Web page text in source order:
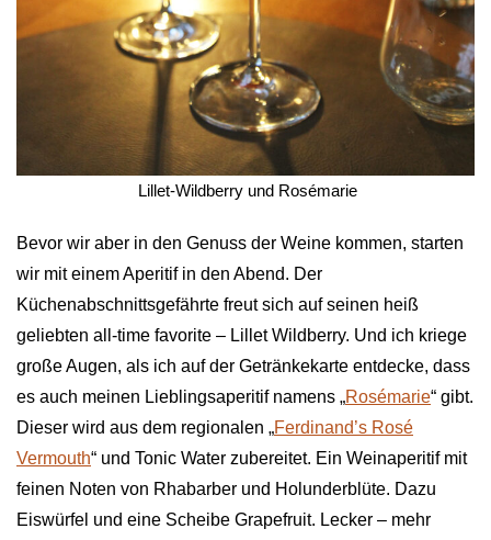
Lillet-Wildberry und Rosémarie
Bevor wir aber in den Genuss der Weine kommen, starten
wir mit einem Aperitif in den Abend. Der
Küchenabschnittsgefährte freut sich auf seinen heiß
geliebten all-time favorite – Lillet Wildberry. Und ich kriege
große Augen, als ich auf der Getränkekarte entdecke, dass
es auch meinen Lieblingsaperitif namens „Rosémarie“ gibt.
Dieser wird aus dem regionalen „Ferdinand’s Rosé
Vermouth“ und Tonic Water zubereitet. Ein Weinaperitif mit
feinen Noten von Rhabarber und Holunderblüte. Dazu
Eiswürfel und eine Scheibe Grapefruit. Lecker – mehr